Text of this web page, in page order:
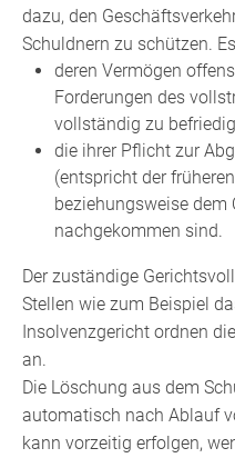
dazu, den
Schuldnern zu schützen.
deren Vermögen
Forderungen des
vollständig zu
die ihrer Pflicht zur
(entspricht der
beziehungsweise
nachgekommen sind.
Der zuständige
Stellen wie zum Beispiel
Insolvenzgericht ordnen
an.
Die Löschung aus dem
automatisch nach Ablauf
kann vorzeitig erfolgen,